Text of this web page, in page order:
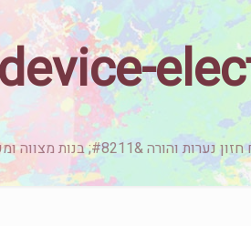
נערות והורה &#8211; בנות מצווה ומעלה